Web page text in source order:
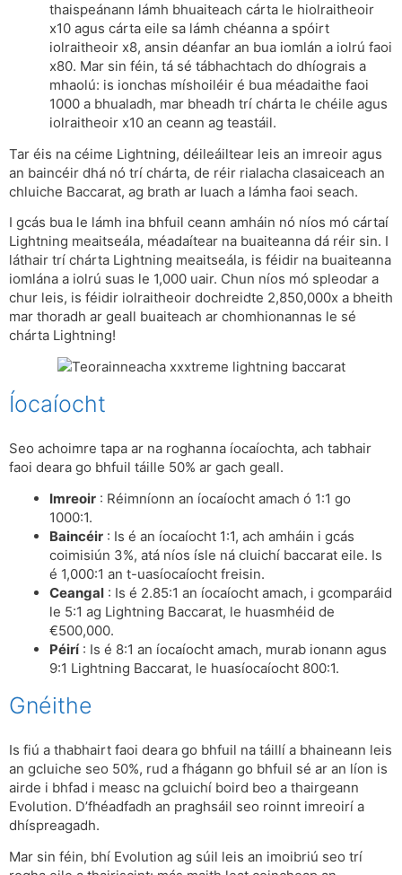
thaispeánann lámh bhuaiteach cárta le hiolraitheoir
x10 agus cárta eile sa lámh chéanna a spóirt
iolraitheoir x8, ansin déanfar an bua iomlán a iolrú faoi
x80. Mar sin féin, tá sé tábhachtach do dhíograis a
mhaolú: is ionchas míshoiléir é bua méadaithe faoi
1000 a bhualadh, mar bheadh ​​trí chárta le chéile agus
iolraitheoir x10 an ceann ag teastáil.
Tar éis na céime Lightning, déileáiltear leis an imreoir agus
an baincéir dhá nó trí chárta, de réir rialacha clasaiceach an
chluiche Baccarat, ag brath ar luach a lámha faoi seach.
I gcás bua le lámh ina bhfuil ceann amháin nó níos mó cártaí
Lightning meaitseála, méadaítear na buaiteanna dá réir sin. I
láthair trí chárta Lightning meaitseála, is féidir na buaiteanna
iomlána a iolrú suas le 1,000 uair. Chun níos mó spleodar a
chur leis, is féidir iolraitheoir dochreidte 2,850,000x a bheith
mar thoradh ar geall buaiteach ar chomhionannas le sé
chárta Lightning!
Íocaíocht
Seo achoimre tapa ar na roghanna íocaíochta, ach tabhair
faoi deara go bhfuil táille 50% ar gach geall.
Imreoir : Réimníonn an íocaíocht amach ó 1:1 go
1000:1.
Baincéir : Is é an íocaíocht 1:1, ach amháin i gcás
coimisiún 3%, atá níos ísle ná cluichí baccarat eile. Is
é 1,000:1 an t-uasíocaíocht freisin.
Ceangal : Is é 2.85:1 an íocaíocht amach, i gcomparáid
le 5:1 ag Lightning Baccarat, le huasmhéid de
€500,000.
Péirí: Is é 8:1 an íocaíocht amach, murab ionann agus
9:1 Lightning Baccarat, le huasíocaíocht 800:1.
Gnéithe
Is fiú a thabhairt faoi deara go bhfuil na táillí a bhaineann leis
an gcluiche seo 50%, rud a fhágann go bhfuil sé ar an líon is
airde i bhfad i measc na gcluichí boird beo a thairgeann
Evolution. D’fhéadfadh an praghsáil seo roinnt imreoirí a
dhíspreagadh.
Mar sin féin, bhí Evolution ag súil leis an imoibriú seo trí